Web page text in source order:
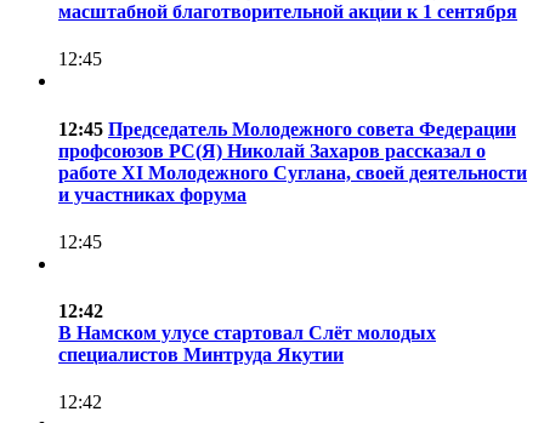
масштабной благотворительной акции к 1 сентября
12:45
12:45 Председатель Молодежного совета Федерации
профсоюзов РС(Я) Николай Захаров рассказал о
работе XI Молодежного Суглана, своей деятельности
и участниках форума
12:45
12:42
В Намском улусе стартовал Слёт молодых
специалистов Минтруда Якутии
12:42